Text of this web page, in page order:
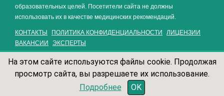
образовательных целей. Посетители сайта не должны
использовать их в качестве медицинских рекомендаций.
КОНТАКТЫ ПОЛИТИКА КОНФИДЕНЦИАЛЬНОСТИ
ЛИЦЕНЗИИ
ВАКАНСИИ
ЭКСПЕРТЫ
записаться по телефону
На этом сайте используются файлы cookie. Продолжая
просмотр сайта, вы разрешаете их использование.
Подробнее
OK